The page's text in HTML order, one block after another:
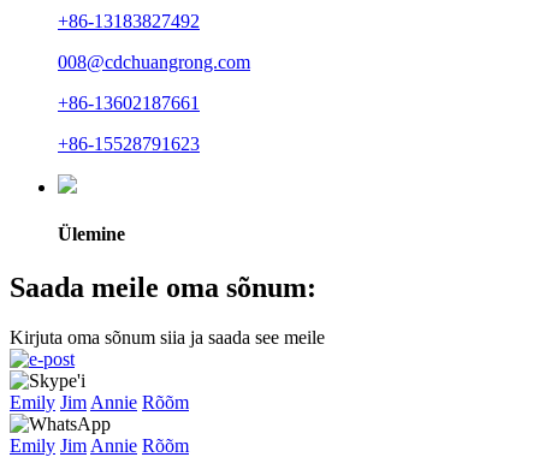
+86-13183827492
008@cdchuangrong.com
+86-13602187661
+86-15528791623
Ülemine
Saada meile oma sõnum:
Kirjuta oma sõnum siia ja saada see meile
Emily JimAnnie Rõõm
Emily JimAnnie Rõõm